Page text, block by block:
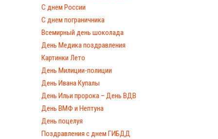
С днем России
С днем пограничника
Всемирный день шоколада
День Медика поздравления
Картинки Лето
День Милиции-полиции
День Ивана Купалы
День Ильи пророка – День ВДВ
День ВМФ и Нептуна
День поцелуя
Поздравления с днем ГИБДД